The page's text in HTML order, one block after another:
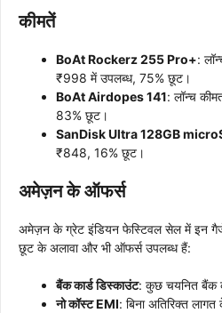
कीमतें
BoAt Rockerz 255 Pro+:
₹998 में उपलब्ध, 75% छूट।
BoAt Airdopes 141: लॉन्च
83% छूट।
SanDisk Ultra 128GB
₹848, 16% छूट।
अमेज़न के ऑफर्स
अमेज़न के ग्रेट इंडियन फेस्टिवल सेल में इन
छूट के अलावा और भी ऑफर्स उपलब्ध हैं:
बैंक कार्ड डिस्काउंट: कुछ चयनित बैंक
नो कॉस्ट EMI: बिना अतिरिक्त